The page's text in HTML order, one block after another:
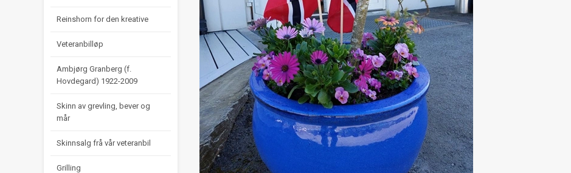
Reinshorn for den kreative
Veteranbilløp
Ambjørg Granberg (f.
Hovdegard) 1922-2009
Skinn av grevling, bever og
mår
Skinnsalg frå vår veteranbil
Grilling